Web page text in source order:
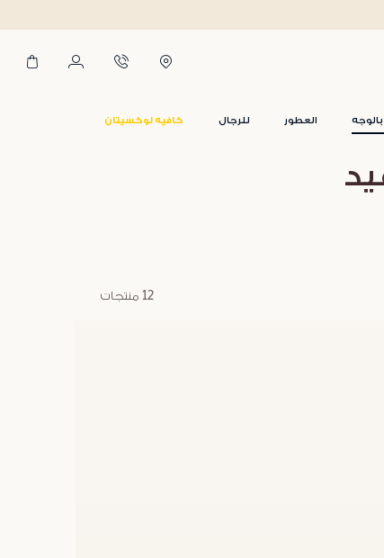
بالوجه العطور للرجال كافيه لوكسيتان
12 منتجات